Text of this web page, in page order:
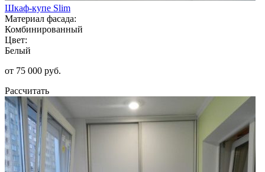
Шкаф-купе Slim
Материал фасада:
Комбинированный
Цвет:
Белый
от 75 000 руб.
Рассчитать